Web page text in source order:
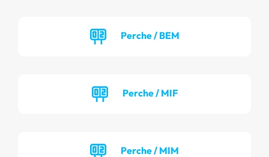
Perche / BEM
Perche / MIF
Perche / MIM